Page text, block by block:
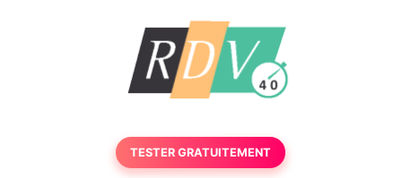
TESTER GRATUITEMENT